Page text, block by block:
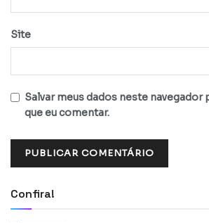
Site
Salvar meus dados neste navegador
que eu comentar.
Confira!